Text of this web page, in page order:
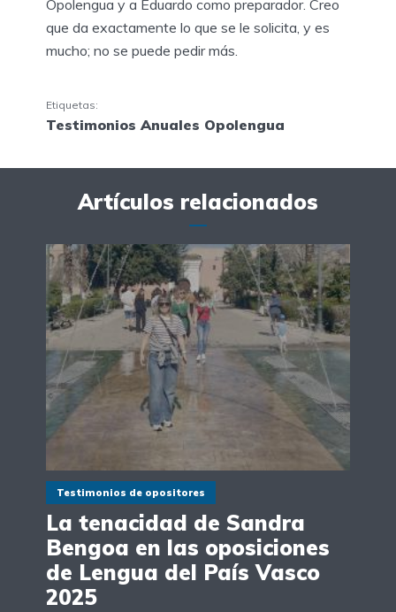
Opolengua y a Eduardo como preparador. Creo
que da exactamente lo que se le solicita, y es
mucho; no se puede pedir más.
Etiquetas:
Testimonios Anuales Opolengua
Artículos relacionados
Testimonios de opositores
La tenacidad de Sandra
Bengoa en las oposiciones
de Lengua del País Vasco
2025